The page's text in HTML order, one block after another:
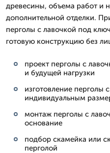
древесины, объема работ и
дополнительной отделки.
перголы с лавочкой под
готовую конструкцию без
проект перголы с
и будущей нагрузки
изготовление перголы
индивидуальным
монтаж перголы с
основание
подбор скамейка или
перголой